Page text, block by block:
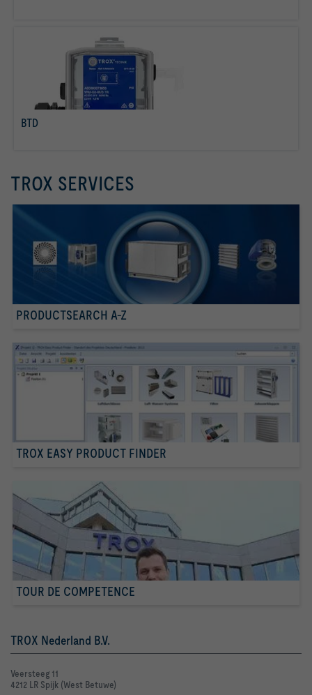
BTD
TROX SERVICES
PRODUCTSEARCH A-Z
TROX EASY PRODUCT FINDER
TOUR DE COMPETENCE
TROX Nederland B.V.
Veersteeg 11
4212 LR Spijk (West Betuwe)